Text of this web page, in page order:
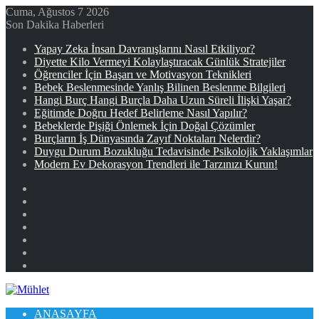
Cuma, Ağustos 7 2026
Son Dakika Haberleri
Yapay Zeka İnsan Davranışlarını Nasıl Etkiliyor?
Diyette Kilo Vermeyi Kolaylaştıracak Günlük Stratejiler
Öğrenciler İçin Başarı ve Motivasyon Teknikleri
Bebek Beslenmesinde Yanlış Bilinen Beslenme Bilgileri
Hangi Burç Hangi Burçla Daha Uzun Süreli İlişki Yaşar?
Eğitimde Doğru Hedef Belirleme Nasıl Yapılır?
Bebeklerde Pişiği Önlemek İçin Doğal Çözümler
Burçların İş Dünyasında Zayıf Noktaları Nelerdir?
Duygu Durum Bozukluğu Tedavisinde Psikolojik Yaklaşımlar
Modern Ev Dekorasyon Trendleri ile Tarzınızı Kurun!
ANASAYFA